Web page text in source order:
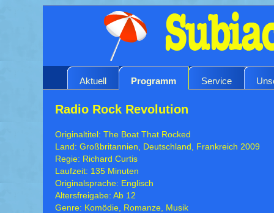
Aktuell Programm Service
Radio Rock Revolution
Originaltitel: The Boat That Rocked
Land: Großbritannien, Deutschland, Frankreich 2009
Regie: Richard Curtis
Laufzeit: 135 Minuten
Originalsprache: Englisch
Altersfreigabe: Ab 12
Genre: Komödie, Romanze, Musik